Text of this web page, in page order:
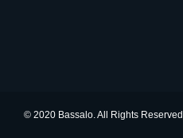
© 2020 Bassalo. All Rights Reserved.